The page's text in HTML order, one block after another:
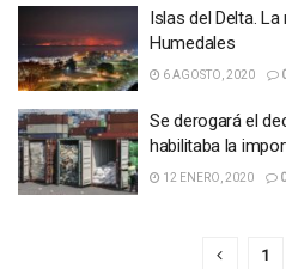
Islas del Delta.
Humedales
6 AGOSTO, 2020
Se derogará el
habilitaba la
12 ENERO, 2020 0
1